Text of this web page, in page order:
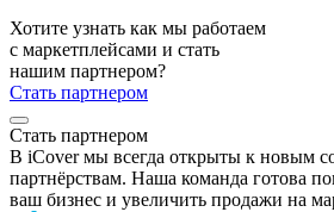
Хотите узнать как мы работаем
с маркетплейсами и стать
нашим партнером?
Стать партнером
Стать партнером
В iCover мы всегда открыты к новым
партнёрствам. Наша команда готова
ваш бизнес и увеличить продажи на